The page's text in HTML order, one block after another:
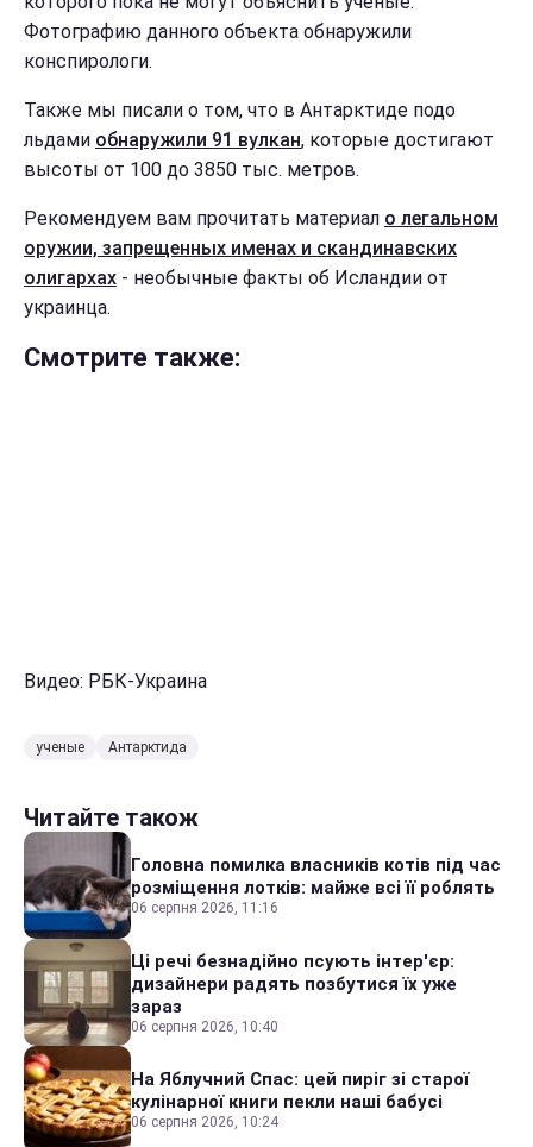
Фотографию данного объекта обнаружили
конспирологи.
Также мы писали о том, что в Антарктиде подо
льдами обнаружили 91 вулкан, которые достигают
высоты от 100 до 3850 тыс. метров.
Рекомендуем вам прочитать материал о легальном
оружии, запрещенных именах и скандинавских
олигархах - необычные факты об Исландии от
украинца.
Смотрите также:
Видео: РБК-Украина
ученые Антарктида
Читайте також
Головна помилка власників котів під час
розміщення лотків: майже всі її роблять
06 серпня 2026, 11:16
Ці речі безнадійно псують інтер'єр:
дизайнери радять позбутися їх уже
зараз
06 серпня 2026, 10:40
На Яблучний Спас: цей пиріг зі старої
кулінарної книги пекли наші бабусі
06 серпня 2026, 10:24